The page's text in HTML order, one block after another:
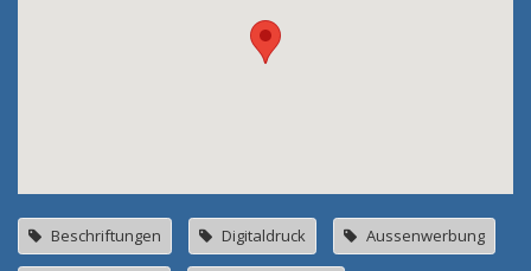
Beschriftungen Digitaldruck Aussenwerbung